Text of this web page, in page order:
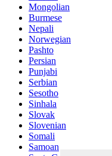
Mongolian
Burmese
Nepali
Norwegian
Pashto
Persian
Punjabi
Serbian
Sesotho
Sinhala
Slovak
Slovenian
Somali
Samoan